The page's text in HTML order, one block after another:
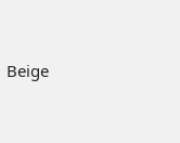
Beige